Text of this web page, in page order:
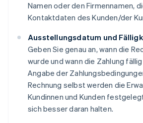
Namen oder den Firmennamen,
Kontaktdaten des Kunden/der
Ausstellungsdatum und
Geben Sie genau an, wann die
wurde und wann die Zahlung
Angabe der
Rechnung selbst werden die
Kundinnen und Kunden
sich besser daran halten.